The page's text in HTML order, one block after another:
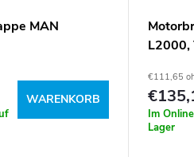
MAN
WARENKORB
L2000,
€111,65
Im
Lager